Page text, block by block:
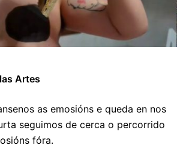
Artes
as emosións e queda en nos
seguimos de cerca o percorrido
fóra.